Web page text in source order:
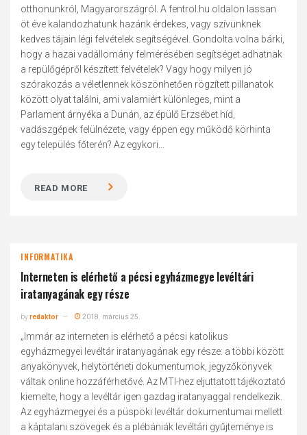
otthonunkról, Magyarországról. A fentrol.hu oldalon lassan
öt éve kalandozhatunk hazánk érdekes, vagy szívünknek
kedves tájain légi felvételek segítségével. Gondolta volna bárki,
hogy a hazai vadállomány felmérésében segítséget adhatnak
a repülőgépről készített felvételek? Vagy hogy milyen jó
szórakozás a véletlennek köszönhetően rögzített pillanatok
között olyat találni, ami valamiért különleges, mint a
Parlament árnyéka a Dunán, az épülő Erzsébet híd,
vadászgépek felülnézete, vagy éppen egy működő körhinta
egy település főterén? Az egykori...
READ MORE
INFORMATIKA
Interneten is elérhető a pécsi egyházmegye levéltári
iratanyagának egy része
byredaktor 2018. március 25.
„Immár az interneten is elérhető a pécsi katolikus
egyházmegyei levéltár iratanyagának egy része: a többi között
anyakönyvek, helytörténeti dokumentumok, jegyzőkönyvek
váltak online hozzáférhetővé. Az MTI-hez eljuttatott tájékoztató
kiemelte, hogy a levéltár igen gazdag iratanyaggal rendelkezik.
Az egyházmegyei és a püspöki levéltár dokumentumai mellett
a káptalani szövegek és a plébániák levéltári gyűjteménye is